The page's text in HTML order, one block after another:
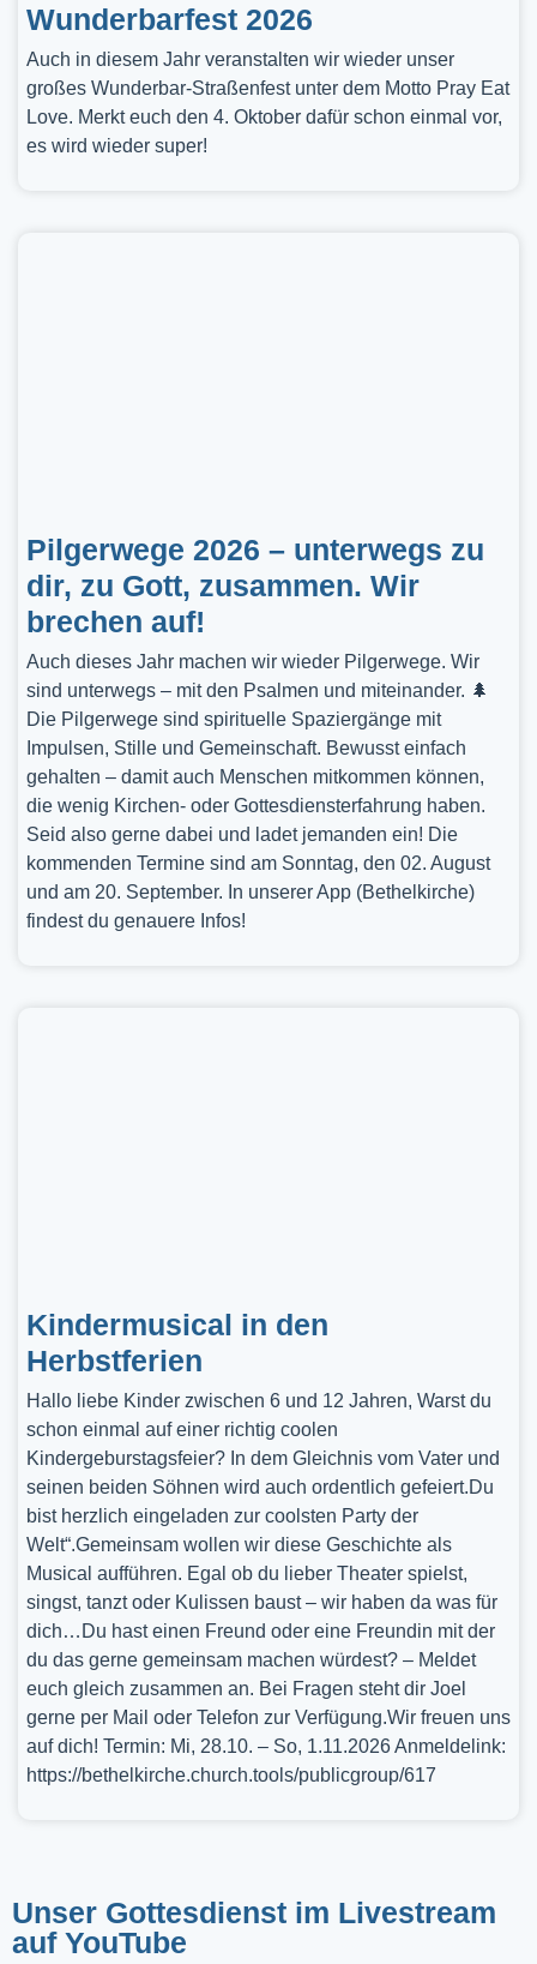
Wunderbarfest 2026
Auch in diesem Jahr veranstalten wir wieder unser
großes Wunderbar-Straßenfest unter dem Motto Pray Eat
Love. Merkt euch den 4. Oktober dafür schon einmal vor,
es wird wieder super!
Pilgerwege 2026 – unterwegs zu
dir, zu Gott, zusammen. Wir
brechen auf!
Auch dieses Jahr machen wir wieder Pilgerwege. Wir
sind unterwegs – mit den Psalmen und miteinander. 🌲
Die Pilgerwege sind spirituelle Spaziergänge mit
Impulsen, Stille und Gemeinschaft. Bewusst einfach
gehalten – damit auch Menschen mitkommen können,
die wenig Kirchen- oder Gottesdiensterfahrung haben.
Seid also gerne dabei und ladet jemanden ein! Die
kommenden Termine sind am Sonntag, den 02. August
und am 20. September. In unserer App (Bethelkirche)
findest du genauere Infos!
Kindermusical in den
Herbstferien
Hallo liebe Kinder zwischen 6 und 12 Jahren, Warst du
schon einmal auf einer richtig coolen
Kindergeburstagsfeier? In dem Gleichnis vom Vater und
seinen beiden Söhnen wird auch ordentlich gefeiert.Du
bist herzlich eingeladen zur coolsten Party der
Welt“.Gemeinsam wollen wir diese Geschichte als
Musical aufführen. Egal ob du lieber Theater spielst,
singst, tanzt oder Kulissen baust – wir haben da was für
dich…Du hast einen Freund oder eine Freundin mit der
du das gerne gemeinsam machen würdest? – Meldet
euch gleich zusammen an. Bei Fragen steht dir Joel
gerne per Mail oder Telefon zur Verfügung.Wir freuen uns
auf dich! Termin: Mi, 28.10. – So, 1.11.2026 Anmeldelink:
https://bethelkirche.church.tools/publicgroup/617
Unser Gottesdienst im Livestream
auf YouTube